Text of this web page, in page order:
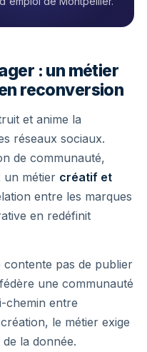
: un métier
reconversion
et anime la
réseaux sociaux.
de communauté,
un métier créatif et
entre les marques
en redéfinit
contente pas de publier
une communauté
chemin entre
le métier exige
la donnée.